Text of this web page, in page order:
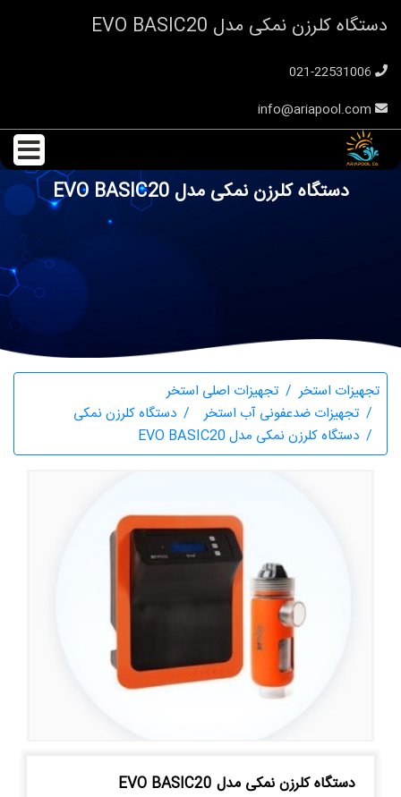
دستگاه کلرزن نمکی مدل EVO BASIC20
دستگاه کلرزن نمکی مدل EVO BASIC20
تجهیزات استخر
تجهیزات اصلی استخر
تجهیزات ضدعفونی آب استخر
دستگاه کلرزن نمکی
دستگاه کلرزن نمکی مدل EVO BASIC20
دستگاه کلرزن نمکی مدل EVO BASIC20